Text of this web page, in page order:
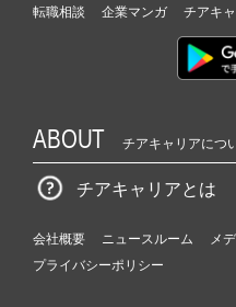
転職相談
企業マンガ チアキ
ABOUT チアキャリアにつ
チアキャリアとは
会社概要 ニュースルーム
メ
プライバシーポリシー